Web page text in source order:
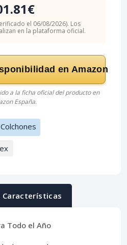
el 06/08/2026). Los
en la plataforma oficial.
en Amazon
a la ficha oficial del producto en
España.
Colchones
Características
Todo el Año